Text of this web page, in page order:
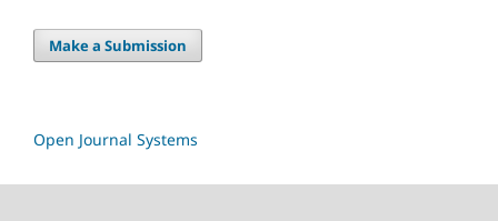
Make a Submission
Open Journal Systems